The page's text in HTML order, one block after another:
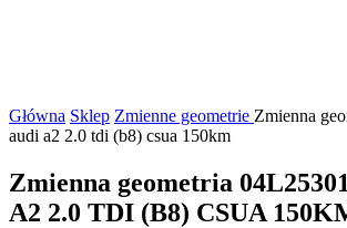
Główna Sklep Zmienne geometrie Zmienna
audi a2 2.0 tdi (b8) csua 150km
Zmienna geometria
A2 2.0 TDI (B8) CSUA